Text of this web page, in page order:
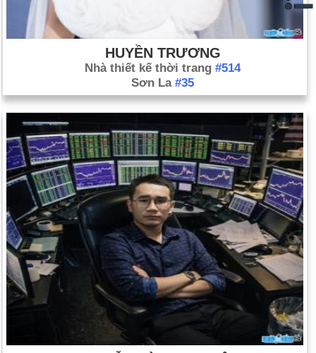
HUYỀN TRƯƠNG
Nhà thiết kế thời trang #514
Sơn La #35